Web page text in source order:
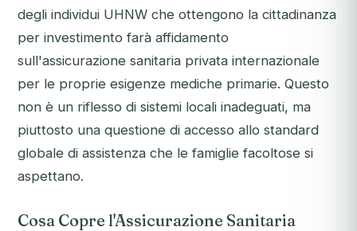
degli individui UHNW che ottengono la cittadinanza
per investimento farà affidamento
sull'assicurazione sanitaria privata internazionale
per le proprie esigenze mediche primarie. Questo
non è un riflesso di sistemi locali inadeguati, ma
piuttosto una questione di accesso allo standard
globale di assistenza che le famiglie facoltose si
aspettano.
Cosa Copre l'Assicurazione Sanitaria